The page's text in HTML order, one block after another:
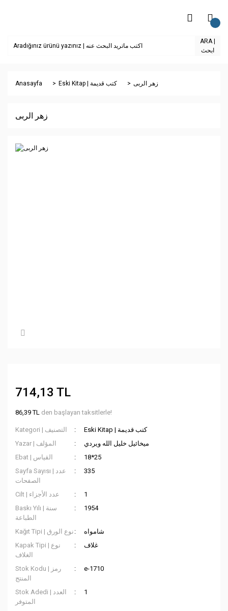
ARA |
ابحث
Anasayfa Eski Kitap | كتب قديمة زهر الربى
زهر الربى
714,13 TL
86,39 TL den başlayan taksitlerle!
Kategori | التصنيف
Eski Kitap | كتب قديمة
Yazar | المؤلف
ميخائيل خليل الله ويردي
Ebat | القياس
18*25
Sayfa Sayısı | عدد
الصفحات
335
Cilt | عدد الأجزاء
1
Baskı Yılı | سنة
الطباعة
1954
Kağıt Tipi | نوع الورق
شامواه
Kapak Tipi | نوع
الغلاف
غلاف
Stok Kodu | رمز
المنتج
e-1710
Stok Adedi | العدد
المتوفر
1